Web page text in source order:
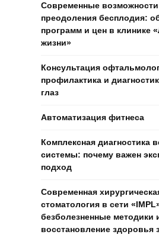
Современные возможности
преодоления бесплодия:
программ и цен в клинике
жизни»
Консультация
профилактика и
глаз
Автоматизация фитнеса
Комплексная диагностика
системы: почему важен
подход
Современная
стоматология в сети
безболезненные методики
восстановление здоровья